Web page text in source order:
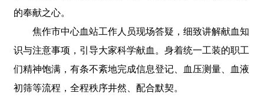
的奉献之心。
焦作市中心血站工作人员现场答疑，细致讲解献血知
识与注意事项，引导大家科学献血。身着统一工装的职工
们精神饱满，有条不紊地完成信息登记、血压测量、血液
初筛等流程，全程秩序井然、配合默契。